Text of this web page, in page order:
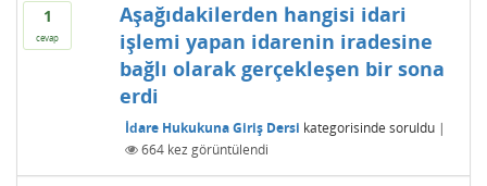
1
cevap
Aşağıdakilerden hangisi idari
işlemi yapan idarenin iradesine
bağlı olarak gerçekleşen bir sona
erdi
İdare Hukukuna Giriş Dersi kategorisinde soruldu |
664kez görüntülendi